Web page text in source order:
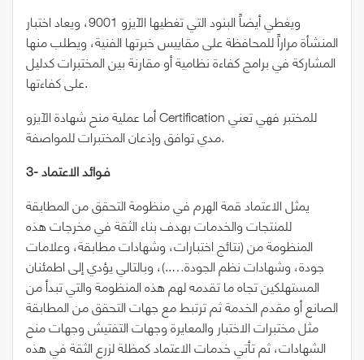
ويغطي أيضاً البنود التي تغطيها الآيزو 9001، ويعاد اختبار
المنشأة مراراً للمحافظة على مقاييس خبرتها الفنية، ويطلب منها
المشاركة في برامج كفاءة نظامية أو مقارنة بين المختبرات كدليل
على كفاءتها.
أما عملية منح شهادة الآيزو Certification للمختبر فهي تعني
مدي توافق وإذعان المختبرات للمواصفة.
3- فـوائد الاعتماد
يمثل الاعتماد قمة الهرم في منظومة التحقق من المطابقة
للمنتجات والخدمات بهدف بناء الثقة في مخرجات هذه
المنظومة من (نتائج اختبارات، وشهادات مطابقة، وعلامات
جودة، وشهادات نظم الجودة…..)، وبالتالي يؤدي إلى اطمئنان
المستهلكين تجاه ما تقدمه لهم هذه المنظومة والتي تبدأ من
الصانع أو مقدم الخدمة ثم ترتبط مع جهات التحقق من المطابقة
مثل مختبرات الاختبار والمعايرة وجهات التفتيش وجهات منح
الشهادات، ثم تأتي خدمات الاعتماد كمظلة لزرع الثقة في هذه